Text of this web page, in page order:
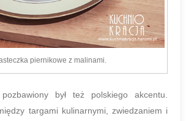
piernikowe z malinami.
był też polskiego akcentu.
targami kulinarnymi, zwiedzaniem i